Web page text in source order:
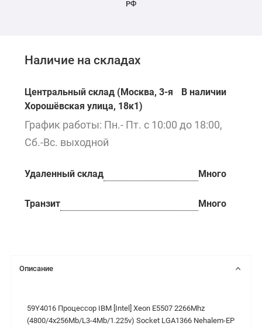
РФ
Наличие на складах
Центральный склад (Москва, 3-я
Хорошёвская улица, 18к1)
В наличии
График работы: Пн.- Пт. с 10:00 до 18:00,
Сб.-Вс. выходной
Удаленный склад Много
Транзит Много
Описание
59Y4016 Процессор IBM [Intel] Xeon E5507 2266Mhz
(4800/4x256Mb/L3-4Mb/1.225v) Socket LGA1366 Nehalem-EP